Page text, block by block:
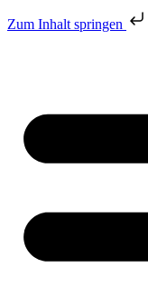
Zum Inhalt springen